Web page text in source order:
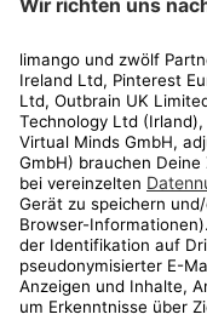
Kundenservice
Shop
Aktionen
Travel